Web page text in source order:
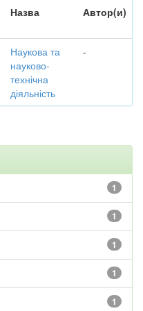
Назва Автор(и)
Наукова та
науково-
технічна
діяльність
-
1
1
1
1
1